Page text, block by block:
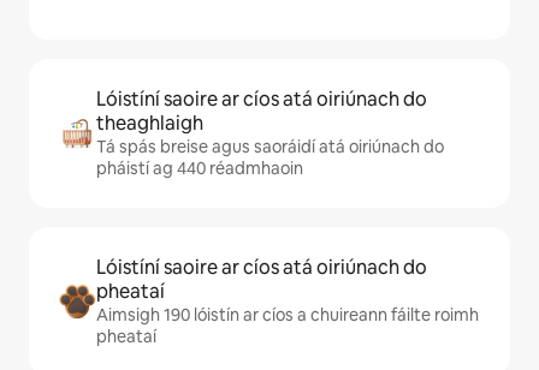
Lóistíní saoire ar cíos atá oiriúnach do
theaghlaigh
Tá spás breise agus saoráidí atá oiriúnach do
pháistí ag 440 réadmhaoin
Lóistíní saoire ar cíos atá oiriúnach do
pheataí
Aimsigh 190 lóistín ar cíos a chuireann fáilte roimh
pheataí